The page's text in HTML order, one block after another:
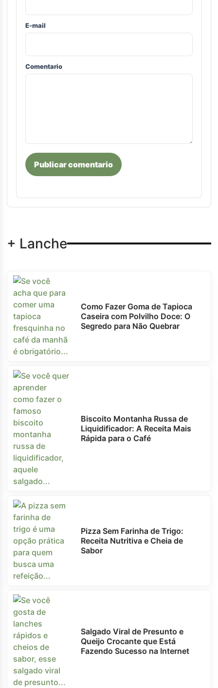
E-mail
Comentario
Publicar comentario
+ Lanche
Como Fazer Goma de Tapioca
Caseira com Polvilho Doce: O
Segredo para Não Quebrar
Biscoito Montanha Russa de
Liquidificador: A Receita Mais
Rápida para o Café
Pizza Sem Farinha de Trigo:
Receita Nutritiva e Cheia de
Sabor
Salgado Viral de Presunto e
Queijo Crocante que Está
Fazendo Sucesso na Internet